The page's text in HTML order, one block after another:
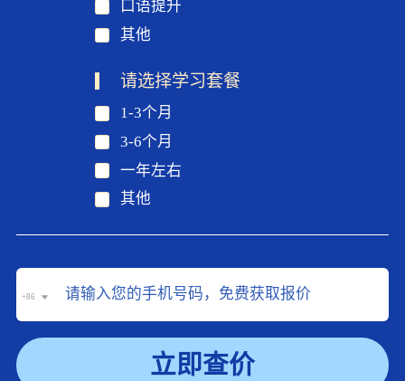
口语提升
其他
请选择学习套餐
1-3个月
3-6个月
一年左右
其他
+86
立即查价